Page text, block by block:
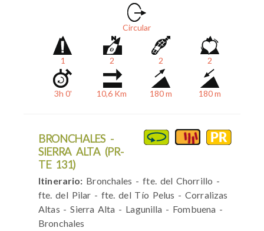
Circular
1 2 2 2
3h 0' 10,6 Km 180 m 180 m
BRONCHALES -
SIERRA ALTA (PR-
TE 131)
Itinerario: Bronchales - fte. del Chorrillo -
fte. del Pilar - fte. del Tío Pelus - Corralizas
Altas - Sierra Alta - Lagunilla - Fombuena -
Bronchales